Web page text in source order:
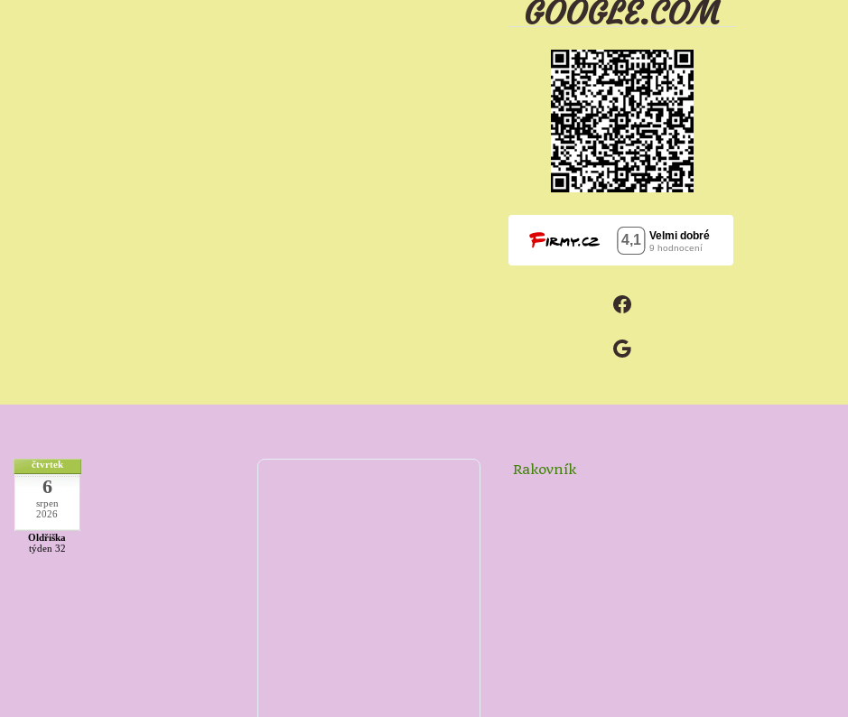
GOOGLE.COM
Facebook
Google
čtvrtek
6
srpen
2026
Oldřiška
týden 32
Rakovník